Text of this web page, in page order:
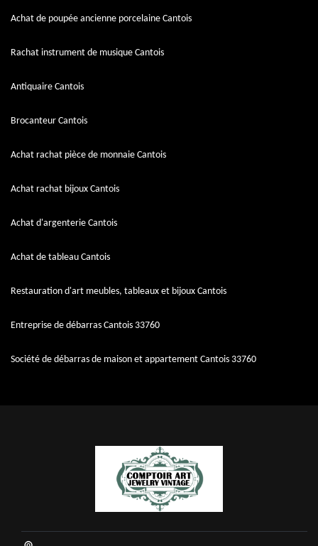
Achat de poupée ancienne porcelaine Cantois
Rachat instrument de musique Cantois
Antiquaire Cantois
Brocanteur Cantois
Achat rachat pièce de monnaie Cantois
Achat rachat bijoux Cantois
Achat d'argenterie Cantois
Achat de tableau Cantois
Restauration d'art meubles, tableaux et bijoux Cantois
Entreprise de débarras Cantois 33760
Société de débarras de maison et appartement Cantois 33760